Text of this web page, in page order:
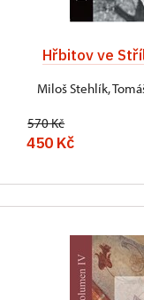
Hřbitov ve
Miloš Stehlík,
570 Kč
450 Kč